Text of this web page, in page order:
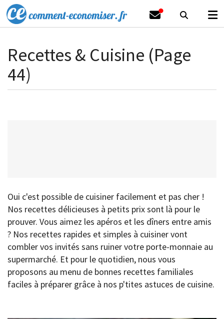
Recettes & Cuisine (Page
44)
Oui c'est possible de cuisiner facilement et pas cher !
Nos recettes délicieuses à petits prix sont là pour le
prouver. Vous aimez les apéros et les dîners entre amis
? Nos recettes rapides et simples à cuisiner vont
combler vos invités sans ruiner votre porte-monnaie au
supermarché. Et pour le quotidien, nous vous
proposons au menu de bonnes recettes familiales
faciles à préparer grâce à nos p'tites astuces de cuisine.